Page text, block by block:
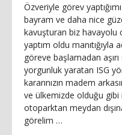
Özveriyle görev
bayram ve daha nice
kavuşturan biz havayolu
yaptım oldu manıtığıyla
göreve başlamadan
yorgunluk yaratan ISG
kararınızın madem
ve ülkemizde olduğu gibi
otoparktan meydan
görelim …